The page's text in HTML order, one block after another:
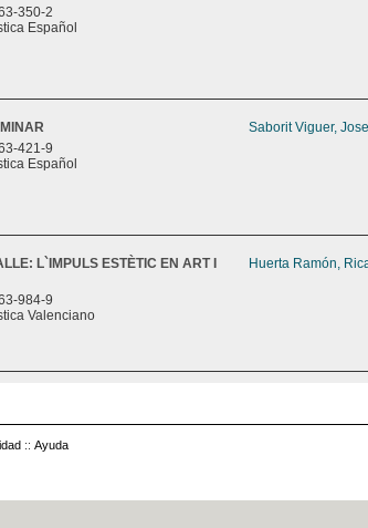
350-2
Español
421-9
Español
Saborit Viguer,
L`IMPULS ESTÈTIC EN ART I
984-9
Valenciano
Huerta Ramón,
:: Ayuda